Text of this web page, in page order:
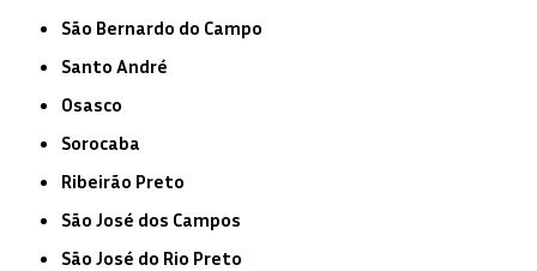
São Bernardo do Campo
Santo André
Osasco
Sorocaba
Ribeirão Preto
São José dos Campos
São José do Rio Preto